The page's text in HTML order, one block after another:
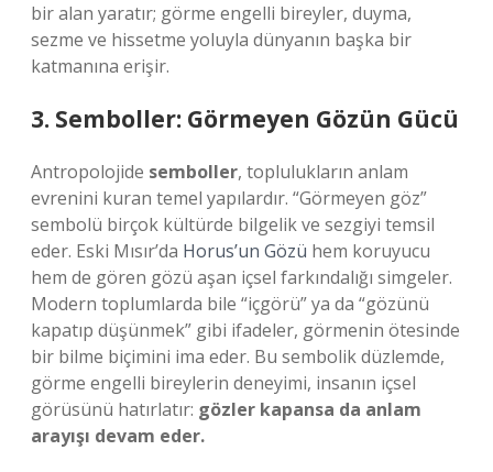
bir alan yaratır; görme engelli bireyler, duyma,
sezme ve hissetme yoluyla dünyanın başka bir
katmanına erişir.
3. Semboller: Görmeyen Gözün Gücü
Antropolojide semboller, toplulukların anlam
evrenini kuran temel yapılardır. “Görmeyen göz”
sembolü birçok kültürde bilgelik ve sezgiyi temsil
eder. Eski Mısır’da Horus’un Gözü hem koruyucu
hem de gören gözü aşan içsel farkındalığı simgeler.
Modern toplumlarda bile “içgörü” ya da “gözünü
kapatıp düşünmek” gibi ifadeler, görmenin ötesinde
bir bilme biçimini ima eder. Bu sembolik düzlemde,
görme engelli bireylerin deneyimi, insanın içsel
görüsünü hatırlatır: gözler kapansa da anlam
arayışı devam eder.